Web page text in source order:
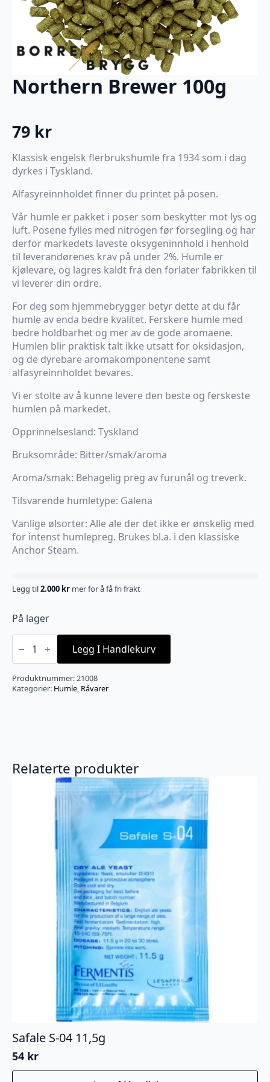
Northern Brewer 100g
79 kr
Klassisk engelsk flerbrukshumle fra 1934 som i dag
dyrkes i Tyskland.
Alfasyreinnholdet finner du printet på posen.
Vår humle er pakket i poser som beskytter mot lys og
luft. Posene fylles med nitrogen før forsegling og har
derfor markedets laveste oksygeninnhold i henhold
til leverandørenes krav på under 2%. Humle er
kjølevare, og lagres kaldt fra den forlater fabrikken til
vi leverer din ordre.
For deg som hjemmebrygger betyr dette at du får
humle av enda bedre kvalitet. Ferskere humle med
bedre holdbarhet og mer av de gode aromaene.
Humlen blir praktisk talt ikke utsatt for oksidasjon,
og de dyrebare aromakomponentene samt
alfasyreinnholdet bevares.
Vi er stolte av å kunne levere den beste og ferskeste
humlen på markedet.
Opprinnelsesland: Tyskland
Bruksområde: Bitter/smak/aroma
Aroma/smak: Behagelig preg av furunål og treverk.
Tilsvarende humletype: Galena
Vanlige ølsorter: Alle ale der det ikke er ønskelig med
for intenst humlepreg. Brukes bl.a. i den klassiske
Anchor Steam.
Legg til2.000 kr mer for å få fri frakt
På lager
Northern
Brewer
antall
Legg I Handlekurv
Produktnummer:21008
Kategorier: Humle, Råvarer
Relaterte produkter
Safale S-04 11,5g
54 kr